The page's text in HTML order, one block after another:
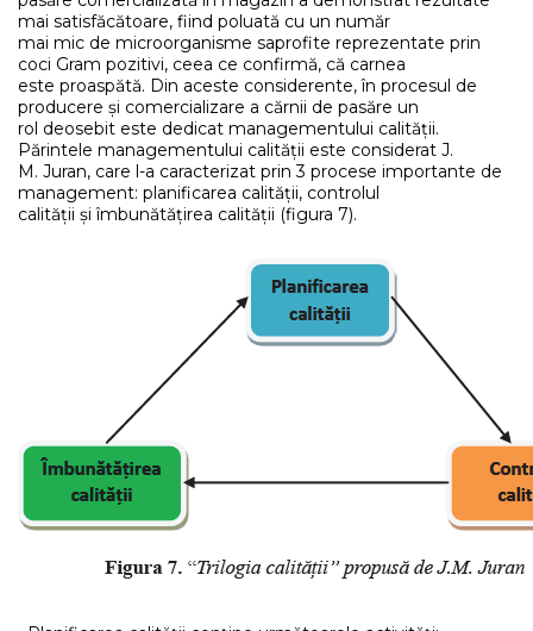
mai satisfăcătoare, fiind poluată cu un număr
mai mic de microorganisme saprofite reprezentate prin
coci Gram pozitivi, ceea ce confirmă, că carnea
este proaspătă. Din aceste considerente, în procesul de
producere și comercializare a cărnii de pasăre un
rol deosebit este dedicat managementului calității.
Părintele managementului calității este considerat J.
M. Juran, care l-a caracterizat prin 3 procese importante de
management: planificarea calității, controlul
calității și îmbunătățirea calității (figura 7).